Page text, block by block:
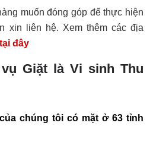
muốn đóng góp để thực hiện
xin liên hệ. Xem thêm các địa
tại đây
Giặt là Vi sinh Thu
chúng tôi có mặt ở 63 tỉnh